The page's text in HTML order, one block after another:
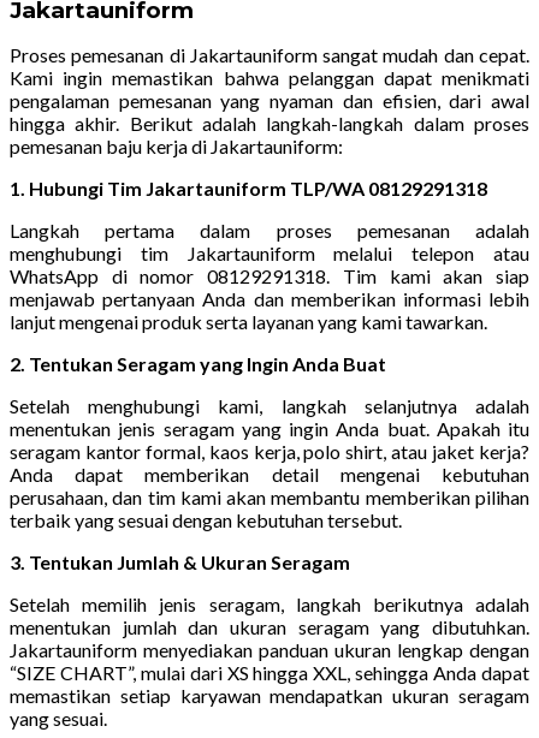
Jakartauniform
Proses pemesanan di Jakartauniform sangat mudah dan cepat.
Kami ingin memastikan bahwa pelanggan dapat menikmati
pengalaman pemesanan yang nyaman dan efisien, dari awal
hingga akhir. Berikut adalah langkah-langkah dalam proses
pemesanan baju kerja di Jakartauniform:
1. Hubungi Tim Jakartauniform TLP/WA 08129291318
Langkah pertama dalam proses pemesanan adalah
menghubungi tim Jakartauniform melalui telepon atau
WhatsApp di nomor 08129291318. Tim kami akan siap
menjawab pertanyaan Anda dan memberikan informasi lebih
lanjut mengenai produk serta layanan yang kami tawarkan.
2. Tentukan Seragam yang Ingin Anda Buat
Setelah menghubungi kami, langkah selanjutnya adalah
menentukan jenis seragam yang ingin Anda buat. Apakah itu
seragam kantor formal, kaos kerja, polo shirt, atau jaket kerja?
Anda dapat memberikan detail mengenai kebutuhan
perusahaan, dan tim kami akan membantu memberikan pilihan
terbaik yang sesuai dengan kebutuhan tersebut.
3. Tentukan Jumlah & Ukuran Seragam
Setelah memilih jenis seragam, langkah berikutnya adalah
menentukan jumlah dan ukuran seragam yang dibutuhkan.
Jakartauniform menyediakan panduan ukuran lengkap dengan
“SIZE CHART”, mulai dari XS hingga XXL, sehingga Anda dapat
memastikan setiap karyawan mendapatkan ukuran seragam
yang sesuai.